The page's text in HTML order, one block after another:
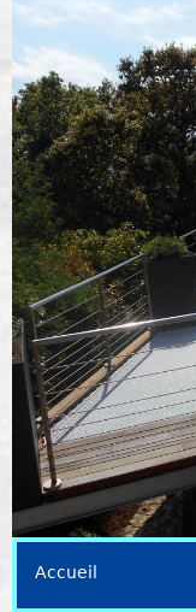
Accueil